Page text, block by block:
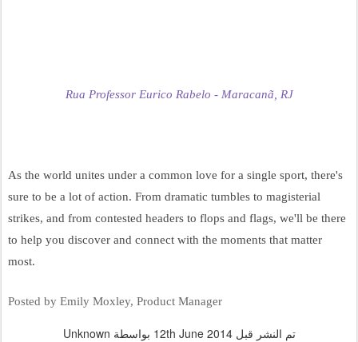
Rua Professor Eurico Rabelo - Maracanã, RJ
As the world unites under a common love for a single sport, there's
sure to be a lot of action. From dramatic tumbles to magisterial
strikes, and from contested headers to flops and flags, we'll be there
to help you discover and connect with the moments that matter
most.
Posted by Emily Moxley, Product Manager
تم النشر قبل12th June 2014 بواسطة Unknown